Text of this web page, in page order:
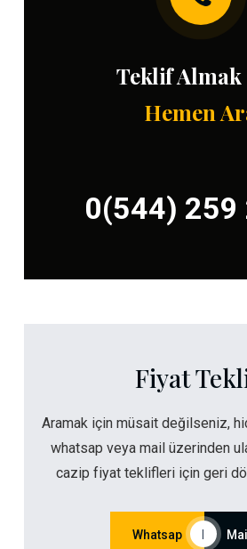
Teklif
Hemen
0(544) 259
Fiyat
Aramak için müsait değilseniz,
whatsap veya mail üzerinden
cazip fiyat teklifleri için geri
Whatsap